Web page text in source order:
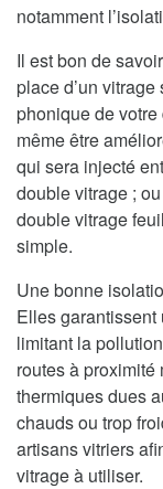
notamment
Il est bon de
place d’un
phonique de
même être
qui sera injecté
double vitrage ;
double vitrage
simple.
Une bonne
Elles
limitant la
routes à
thermiques dues
chauds ou trop
artisans vitriers
vitrage à utiliser.